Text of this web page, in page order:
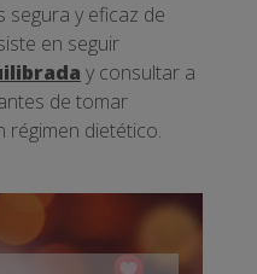
segura y eficaz de
en seguir
y consultar a
de tomar
régimen dietético.